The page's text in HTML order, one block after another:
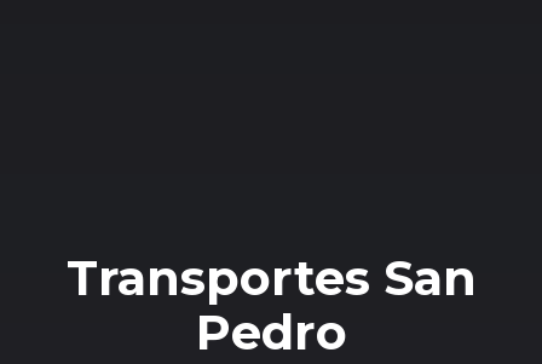
Transportes San
Pedro